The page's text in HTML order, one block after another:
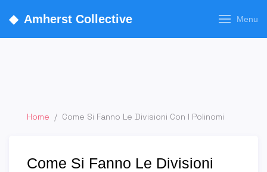
◆ Amherst Collective Menu
Home / Come Si Fanno Le Divisioni Con I Polinomi
Come Si Fanno Le Divisioni